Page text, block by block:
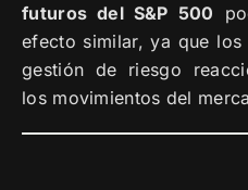
futuros del S&P 500
efecto similar, ya que
gestión de riesgo
los movimientos del